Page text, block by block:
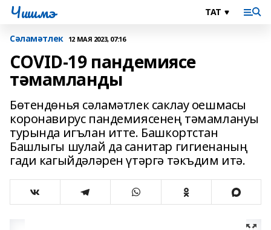
Чишмэ
Сәламәтлек 12 МАЯ 2023, 07:16
COVID-19 пандемиясе
тәмамланды
Бөтендөнья сәламәтлек саклау оешмасы
коронавирус пандемиясенең тәмамлануы
турында игълан итте. Башкортстан
Башлыгы шулай да санитар гигиенаның
гади кагыйдәләрен үтәргә тәкъдим итә.